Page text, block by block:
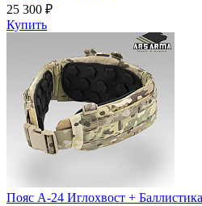
25 300 ₽
Купить
Пояс A-24 Иглохвост +